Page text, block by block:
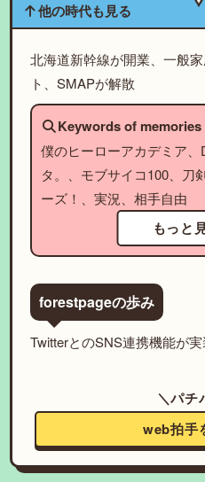
他の時代も見る
北海道新幹線が開業、一般
ト、SMAPが解散
Keywords of memories
僕のヒーローアカデミア
タ。、モブサイコ100、刀
ーズ！、実況、相手自由
もっと
forestpageの歩み
TwitterとのSNS連携機能が実
＼パチ
web拍手